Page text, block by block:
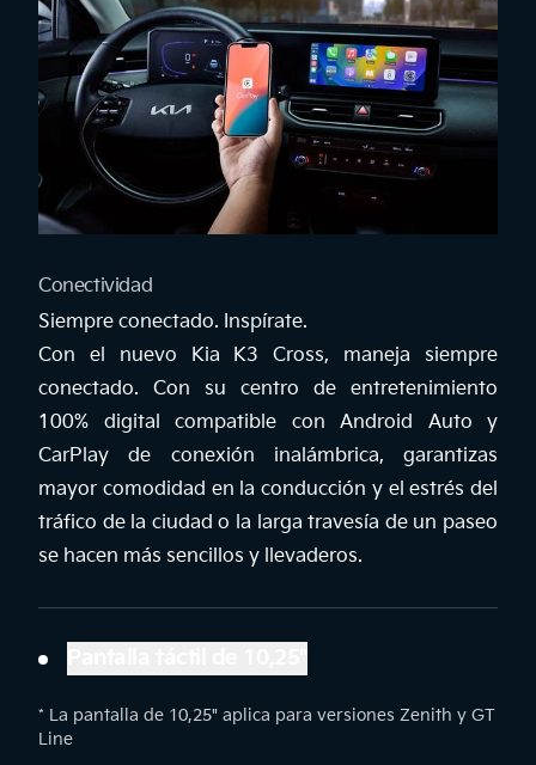
Conectividad
Siempre conectado. Inspírate.
Con el nuevo Kia K3 Cross, maneja siempre
conectado. Con su centro de entretenimiento
100% digital compatible con Android Auto y
CarPlay de conexión inalámbrica, garantizas
mayor comodidad en la conducción y el estrés del
tráfico de la ciudad o la larga travesía de un paseo
se hacen más sencillos y llevaderos.
* La pantalla de 10,25" aplica para versiones Zenith y GT
Line